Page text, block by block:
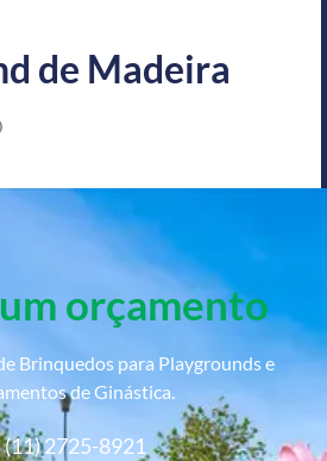
de Madeira
orçamento
Brinquedos para Playgrounds e
de Ginástica.
(11) 2725-8921